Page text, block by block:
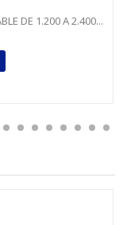
DE 1.200 A 2.400...